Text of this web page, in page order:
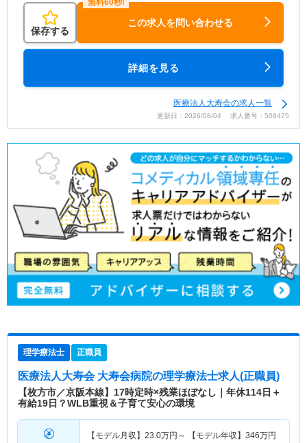
保存する
この求人を問い合わせる
詳細を見る
医療法人大寿会の求人一覧
更新日：2026/08/04 求人番号：508475
理学療法士 正職員
医療法人大寿会 大寿会病院の理学療法士求人(正職員)
【枚方市／京阪本線】17時定時×残業ほぼなし｜年休114日＋
有給19日？WLB重視＆子育て安心の環境
【モデル月収】 23.0万円～ 【モデル年収】 346万円